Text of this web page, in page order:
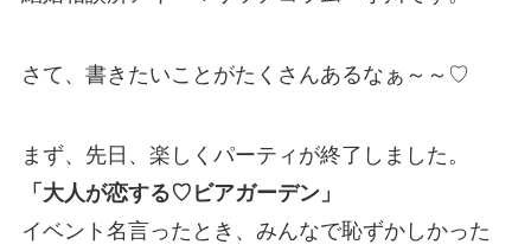
さて、書きたいことがたくさんあるなぁ～～♡
まず、先日、楽しくパーティが終了しました。
「大人が恋する♡ビアガーデン」
イベント名言ったとき、みんなで恥ずかしかった